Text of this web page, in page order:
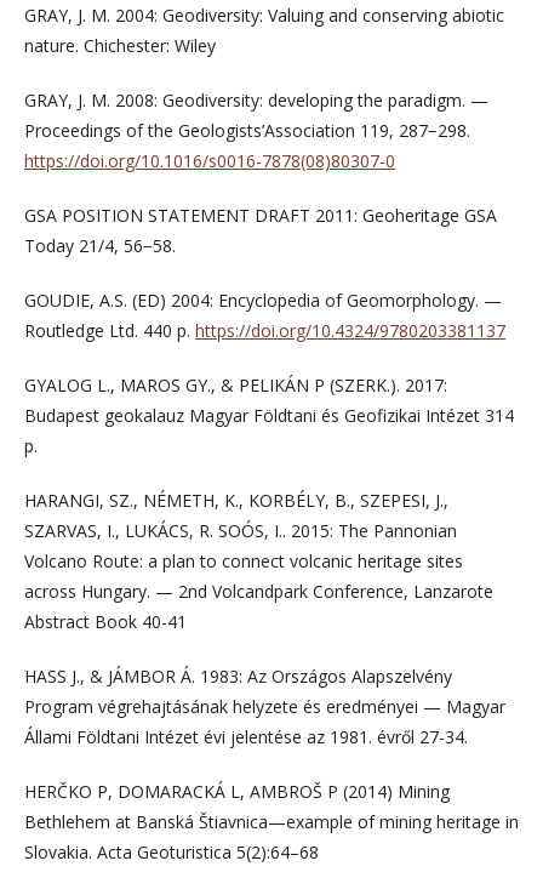
GRAY, J. M. 2004: Geodiversity: Valuing and conserving abiotic
nature. Chichester: Wiley
GRAY, J. M. 2008: Geodiversity: developing the paradigm. —
Proceedings of the Geologists’Association 119, 287−298.
https://doi.org/10.1016/s0016-7878(08)80307-0
GSA POSITION STATEMENT DRAFT 2011: Geoheritage GSA
Today 21/4, 56−58.
GOUDIE, A.S. (ED) 2004: Encyclopedia of Geomorphology. —
Routledge Ltd. 440 p. https://doi.org/10.4324/9780203381137
GYALOG L., MAROS GY., & PELIKÁN P (SZERK.). 2017:
Budapest geokalauz Magyar Földtani és Geofizikai Intézet 314
p.
HARANGI, SZ., NÉMETH, K., KORBÉLY, B., SZEPESI, J.,
SZARVAS, I., LUKÁCS, R. SOÓS, I.. 2015: The Pannonian
Volcano Route: a plan to connect volcanic heritage sites
across Hungary. — 2nd Volcandpark Conference, Lanzarote
Abstract Book 40-41
HASS J., & JÁMBOR Á. 1983: Az Országos Alapszelvény
Program végrehajtásának helyzete és eredményei — Magyar
Állami Földtani Intézet évi jelentése az 1981. évről 27-34.
HERČKO P, DOMARACKÁ L, AMBROŠ P (2014) Mining
Bethlehem at Banská Štiavnica—example of mining heritage in
Slovakia. Acta Geoturistica 5(2):64–68